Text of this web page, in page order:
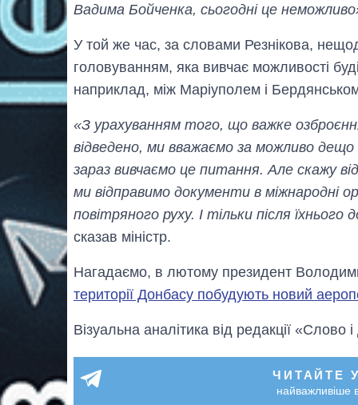
Вадима Бойченка, сьогодні це
У той же час, за словами Резнікова,
головуванням, яка вивчає можливості
наприклад, між Маріуполем і
«З урахуванням того, що важке
відведено, ми вважаємо за можливо
зараз вивчаємо це питання. Але скажу
ми відправимо документи в міжнародні
повітряного руху. І тільки після
сказав міністр.
Нагадаємо, в лютому президент
території Донбасу побудують новий
Візуальна аналітика від редакції «Слово
ЧИТАЙТЕ У
найважливіше